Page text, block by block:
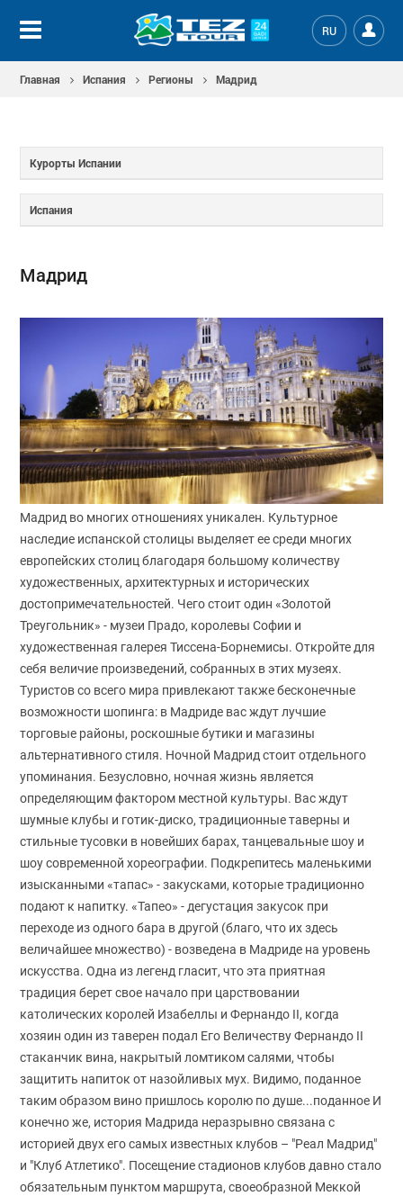
RU
Главная Испания Регионы Мадрид
Курорты Испании
Испания
Мадрид
Мадрид во многих отношениях уникален. Культурное
наследие испанской столицы выделяет ее среди многих
европейских столиц благодаря большому количеству
художественных, архитектурных и исторических
достопримечательностей. Чего стоит один «Золотой
Треугольник» - музеи Прадо, королевы Софии и
художественная галерея Тиссена-Борнемисы. Откройте для
себя величие произведений, собранных в этих музеях.
Туристов со всего мира привлекают также бесконечные
возможности шопинга: в Мадриде вас ждут лучшие
торговые районы, роскошные бутики и магазины
альтернативного стиля. Ночной Мадрид стоит отдельного
упоминания. Безусловно, ночная жизнь является
определяющим фактором местной культуры. Вас ждут
шумные клубы и готик-диско, традиционные таверны и
стильные тусовки в новейших барах, танцевальные шоу и
шоу современной хореографии. Подкрепитесь маленькими
изысканными «тапас» - закусками, которые традиционно
подают к напитку. «Taпео» - дегустация закусок при
переходе из одного бара в другой (благо, что их здесь
величайшее множество) - возведена в Мадриде на уровень
искусства. Одна из легенд гласит, что эта приятная
традиция берет свое начало при царствовании
католических королей Изабеллы и Фернандо II, когда
хозяин один из таверен подал Его Величеству Фернандо II
стаканчик вина, накрытый ломтиком салями, чтобы
защитить напиток от назойливых мух. Видимо, поданное
таким образом вино пришлось королю по душе...поданное И
конечно же, история Мадрида неразрывно связана с
историей двух его самых известных клубов – "Реал Мадрид"
и "Клуб Атлетико". Посещение стадионов клубов давно стало
обязательным пунктом маршрута, своеобразной Меккой